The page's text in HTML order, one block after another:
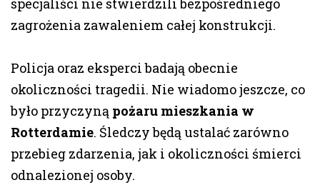
specjaliści nie stwierdzili bezpośredniego
zagrożenia zawaleniem całej konstrukcji.
Policja oraz eksperci badają obecnie
okoliczności tragedii. Nie wiadomo jeszcze, co
było przyczyną pożaru mieszkania w
Rotterdamie. Śledczy będą ustalać zarówno
przebieg zdarzenia, jak i okoliczności śmierci
odnalezionej osoby.